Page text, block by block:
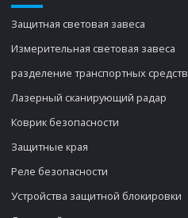
Защитная световая завеса
Измерительная световая завеса
разделение транспортных средств
Лазерный сканирующий радар
Коврик безопасности
Защитные края
Реле безопасности
Устройства защитной блокировки